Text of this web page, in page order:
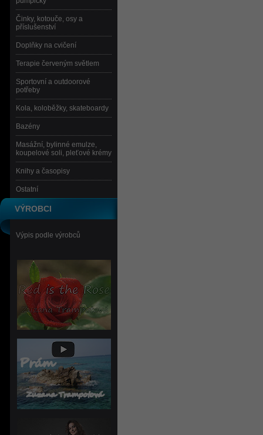
Činky, kotouče, osy a
příslušenství
Doplňky na cvičení
Terapie červeným světlem
Sportovní a outdoorové
potřeby
Kola, koloběžky, skateboardy
Bazény
Masážní, bylinné emulze,
koupelové soli, pleťové krémy
Knihy a časopisy
Ostatní
VÝROBCI
Výpis podle výrobců